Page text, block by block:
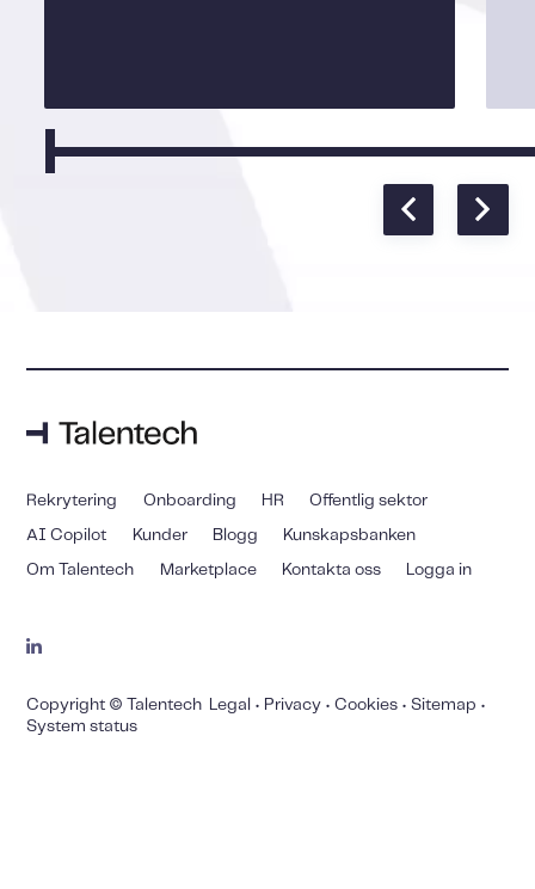
Rekrytering Onboarding HR Offentlig sektor
AI Copilot Kunder Blogg Kunskapsbanken
Om Talentech Marketplace Kontakta oss Logga in
Copyright © Talentech Legal • Privacy •Cookies •Sitemap •
System status